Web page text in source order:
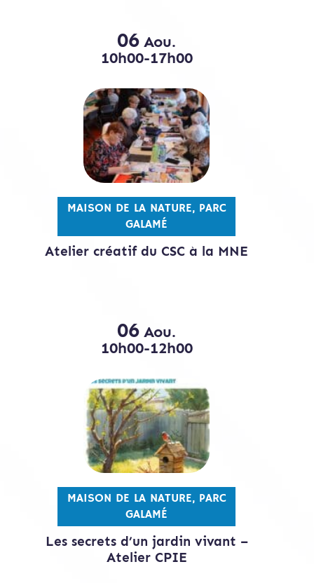
06 Aou.
10h00-17h00
MAISON DE LA NATURE, PARC
GALAMÉ
Atelier créatif du CSC à la MNE
06 Aou.
10h00-12h00
MAISON DE LA NATURE, PARC
GALAMÉ
Les secrets d’un jardin vivant –
Atelier CPIE